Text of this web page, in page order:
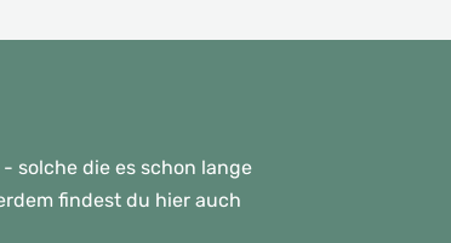
solche die es schon lange
findest du hier auch